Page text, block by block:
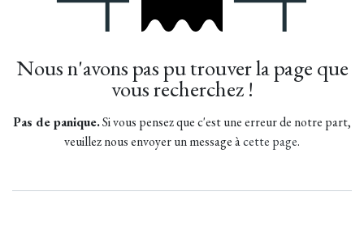
Erreur 404
Nous n'avons pas pu trouver la page que
vous recherchez !
Pas de panique.Si vous pensez que c'est une erreur de notre part,
veuillez nous envoyer un message àcette page.